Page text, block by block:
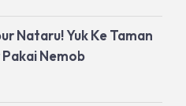
Nataru! Yuk Ke Taman
Nemob